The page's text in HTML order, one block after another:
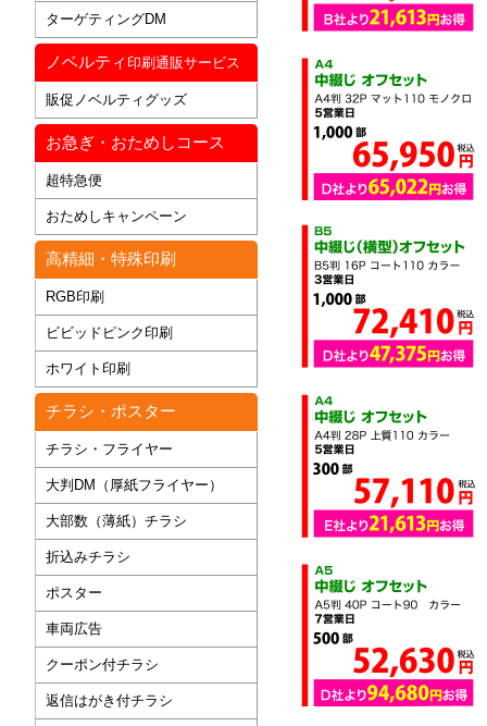
ターゲティングDM
ノベルティ 印刷通販サービス
販促ノベルティグッズ
お急ぎ・おためしコース
超特急便
おためしキャンペーン
高精細・特殊印刷
RGB印刷
ビビッドピンク印刷
ホワイト印刷
チラシ・ポスター
チラシ・フライヤー
大判DM（厚紙フライヤー）
大部数（薄紙）チラシ
折込みチラシ
ポスター
車両広告
クーポン付チラシ
返信はがき付チラシ